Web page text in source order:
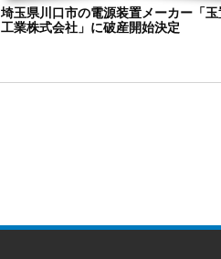
埼玉県川口市の電源装置メーカー「
工業株式会社」に破産開始決定